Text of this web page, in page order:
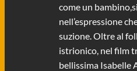
come un
nell’espressione
suzione. Oltre al
istrionico, nel film
bellissima Isabelle